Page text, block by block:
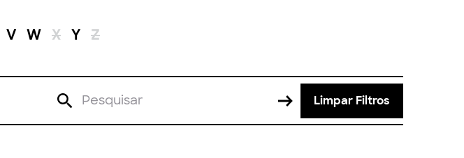
V W X Y Z
Limpar Filtros